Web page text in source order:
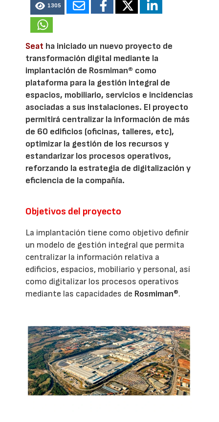
1305
Seat ha iniciado un nuevo proyecto de
transformación digital mediante la
implantación de Rosmiman® como
plataforma para la gestión integral de
espacios, mobiliario, servicios e incidencias
asociadas a sus instalaciones. El proyecto
permitirá centralizar la información de más
de 60 edificios (oficinas, talleres, etc),
optimizar la gestión de los recursos y
estandarizar los procesos operativos,
reforzando la estrategia de digitalización y
eficiencia de la compañía.
Objetivos del proyecto
La implantación tiene como objetivo definir
un modelo de gestión integral que permita
centralizar la información relativa a
edificios, espacios, mobiliario y personal, así
como digitalizar los procesos operativos
mediante las capacidades de Rosmiman®.